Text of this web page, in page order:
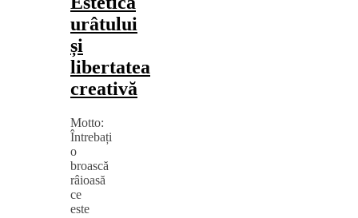
urâtului
și
libertatea
creativă
Motto:
Întrebați
o
broască
râioasă
ce
este